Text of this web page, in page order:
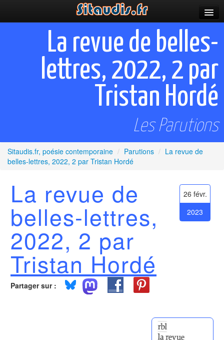
Poèmes et fictions
Prescriptions
La revue de belles-
lettres, 2022, 2 par
Tristan Hordé
Les Parutions
Sitaudis.fr, poésie contemporaine / Parutions / La revue de
belles-lettres, 2022, 2 par Tristan Hordé
26 févr.
2023
La revue de
belles-lettres,
2022, 2 par
Tristan Hordé
Partager sur :